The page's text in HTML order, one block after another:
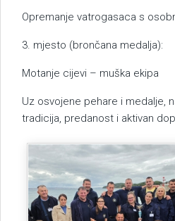
Opremanje vatrogasaca s
3. mjesto (brončana medalja):
Motanje cijevi – muška ekipa
Uz osvojene pehare i medalje,
tradicija, predanost i aktivan